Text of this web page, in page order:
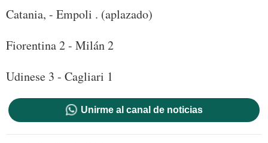
Catania, - Empoli . (aplazado)
Fiorentina 2 - Milán 2
Udinese 3 - Cagliari 1
Unirme al canal de noticias